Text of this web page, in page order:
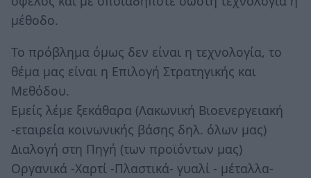
μέθοδο.
Το πρόβλημα όμως δεν είναι η τεχνολογία, το
θέμα μας είναι η Επιλογή Στρατηγικής και
Μεθόδου.
Εμείς λέμε ξεκάθαρα (Λακωνική Βιοενεργειακή
-εταιρεία κοινωνικής βάσης δηλ. όλων μας)
Διαλογή στη Πηγή (των προϊόντων μας)
Οργανικά -Χαρτί -Πλαστικά- γυαλί - μέταλλα-